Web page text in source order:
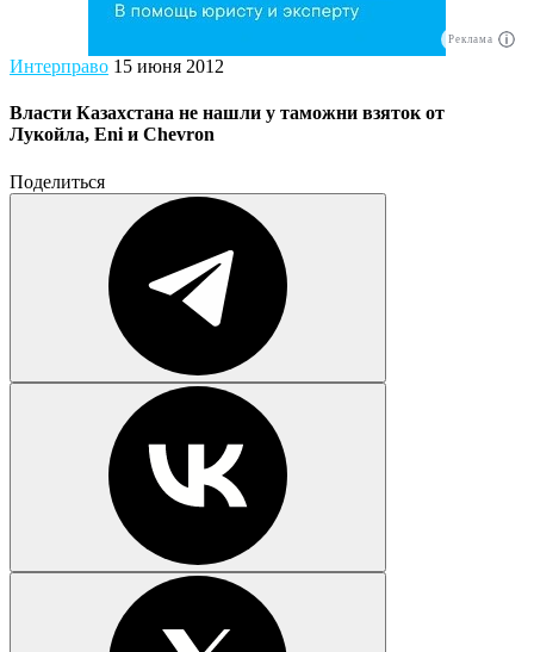
Реклама
Интерправо 15 июня 2012
Власти Казахстана не нашли у таможни взяток от
Лукойла, Eni и Chevron
Поделиться